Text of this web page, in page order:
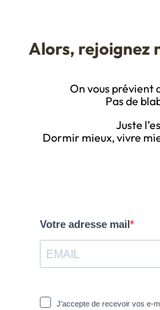
Alors, rejoignez
On vous prévient
Pas de
Juste
Dormir mieux, vivre